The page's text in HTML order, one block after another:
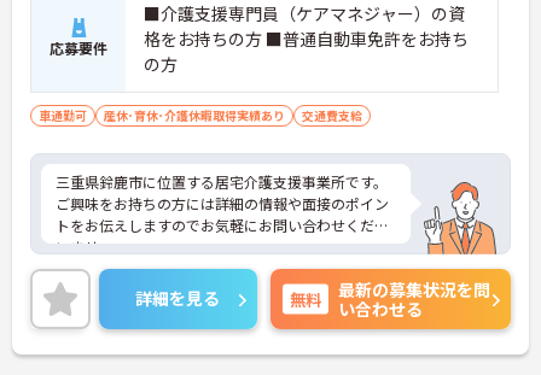
応募要件
■介護支援専門員（ケアマネジャー）の資
格をお持ちの方 ■普通自動車免許をお持ち
の方
車通勤可 産休･育休･介護休暇取得実績あり 交通費支給
三重県鈴鹿市に位置する居宅介護支援事業所です。
ご興味をお持ちの方には詳細の情報や面接のポイン
トをお伝えしますのでお気軽にお問い合わせくださ
いませ。
詳細を見る 無料
最新の募集状況を問
い合わせる